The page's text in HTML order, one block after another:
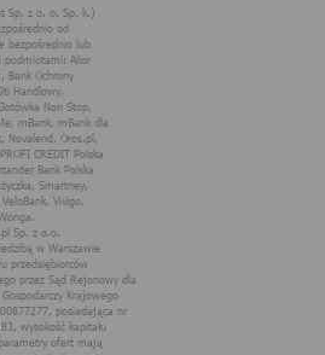
serwisów
Rankomat.pl Sp. z
Sp. z o. o. Sp.
Rankomat Sp. z o. o. Sp. k.), z
ul. Wolska 88, wpisana do rejestru
Rejestru Sądowego prowadzonego
m.st. Warszawy w Warszawie, XIII
Rejestru Sądowego, pod
posiadająca nr NIP: 527-275-18-81,
zwana dalej "Rankomat" wykorzystuje
technologię "cookies".
informacji dostarczonych przez
cookies w trakcie korzystania
określa niniejszy dokument.